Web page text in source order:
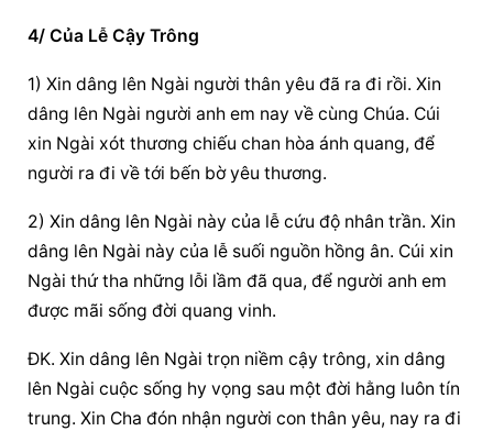
4/ Của Lễ Cậy Trông
1) Xin dâng lên Ngài người thân yêu đã ra đi rồi. Xin
dâng lên Ngài người anh em nay về cùng Chúa. Cúi
xin Ngài xót thương chiếu chan hòa ánh quang, để
người ra đi về tới bến bờ yêu thương.
2) Xin dâng lên Ngài này của lễ cứu độ nhân trần. Xin
dâng lên Ngài này của lễ suối nguồn hồng ân. Cúi xin
Ngài thứ tha những lỗi lầm đã qua, để người anh em
được mãi sống đời quang vinh.
ĐK. Xin dâng lên Ngài trọn niềm cậy trông, xin dâng
lên Ngài cuộc sống hy vọng sau một đời hằng luôn tín
trung. Xin Cha đón nhận người con thân yêu, nay ra đi